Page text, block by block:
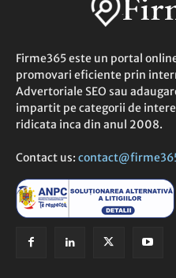
Firme365 este un portal
promovari eficiente prin
Advertoriale SEO sau
impartit pe categorii de
ridicata inca din anul 2008.
Contact us: